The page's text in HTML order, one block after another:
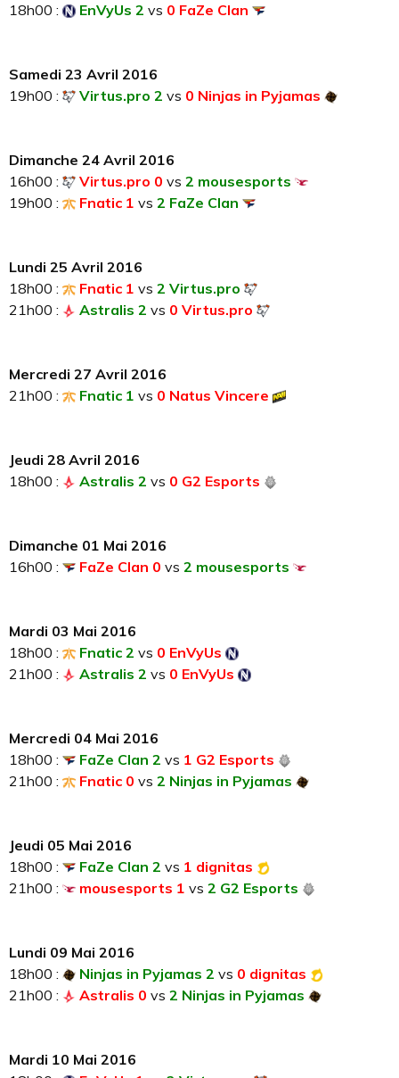
18h00 :
EnVyUs 2 vs 0 FaZe Clan
Samedi 23 Avril 2016
19h00 :
Virtus.pro 2 vs 0 Ninjas in Pyjamas
Dimanche 24 Avril 2016
16h00 :
Virtus.pro 0 vs 2 mousesports
19h00 :
Fnatic 1 vs 2 FaZe Clan
Lundi 25 Avril 2016
18h00 :
Fnatic 1 vs 2 Virtus.pro
21h00 :
Astralis 2 vs 0 Virtus.pro
Mercredi 27 Avril 2016
21h00 :
Fnatic 1 vs 0 Natus Vincere
Jeudi 28 Avril 2016
18h00 :
Astralis 2 vs 0 G2 Esports
Dimanche 01 Mai 2016
16h00 :
FaZe Clan 0 vs 2 mousesports
Mardi 03 Mai 2016
18h00 :
Fnatic 2 vs 0 EnVyUs
21h00 :
Astralis 2 vs 0 EnVyUs
Mercredi 04 Mai 2016
18h00 :
FaZe Clan 2 vs 1 G2 Esports
21h00 :
Fnatic 0 vs 2 Ninjas in Pyjamas
Jeudi 05 Mai 2016
18h00 :
FaZe Clan 2 vs 1 dignitas
21h00 :
mousesports 1 vs 2 G2 Esports
Lundi 09 Mai 2016
18h00 :
Ninjas in Pyjamas 2 vs 0 dignitas
21h00 :
Astralis 0 vs 2 Ninjas in Pyjamas
Mardi 10 Mai 2016